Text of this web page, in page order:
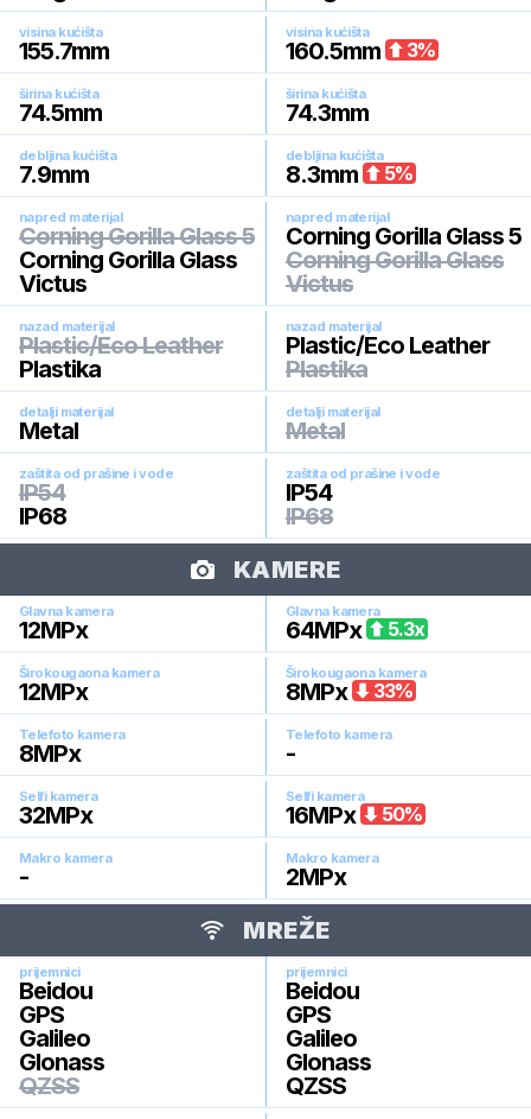
visina kućišta
155.7mm
visina kućišta
160.5mm 3%
širina kućišta
74.5mm
širina kućišta
74.3mm
debljina kućišta
7.9mm
debljina kućišta
8.3mm 5%
napred materijal
Corning Gorilla Glass 5
Corning Gorilla Glass
Victus
napred materijal
Corning Gorilla Glass 5
Corning Gorilla Glass
Victus
nazad materijal
Plastic/Eco Leather
Plastika
nazad materijal
Plastic/Eco Leather
Plastika
detalji materijal
Metal
detalji materijal
Metal
zaštita od prašine i vode
IP54
IP68
zaštita od prašine i vode
IP54
IP68
KAMERE
Glavna kamera
12MPx
Glavna kamera
64MPx 5.3x
Širokougaona kamera
12MPx
Širokougaona kamera
8MPx 33%
Telefoto kamera
8MPx
Telefoto kamera
-
Selfi kamera
32MPx
Selfi kamera
16MPx 50%
Makro kamera
-
Makro kamera
2MPx
MREŽE
prijemnici
Beidou
GPS
Galileo
Glonass
QZSS
prijemnici
Beidou
GPS
Galileo
Glonass
QZSS